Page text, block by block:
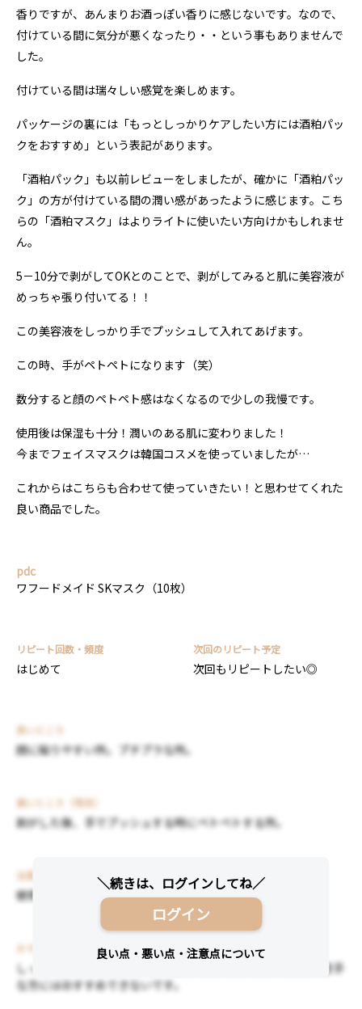
香りですが、あんまりお酒っぽい香りに感じないです。なので、
付けている間に気分が悪くなったり・・という事もありませんで
した。
付けている間は瑞々しい感覚を楽しめます。
パッケージの裏には「もっとしっかりケアしたい方には酒粕パッ
クをおすすめ」という表記があります。
「酒粕パック」も以前レビューをしましたが、確かに「酒粕パッ
ク」の方が付けている間の潤い感があったように感じます。こち
らの「酒粕マスク」はよりライトに使いたい方向けかもしれませ
ん。
5－10分で剥がしてOKとのことで、剥がしてみると肌に美容液が
めっちゃ張り付いてる！！
この美容液をしっかり手でプッシュして入れてあげます。
この時、手がペトペトになります（笑）
数分すると顔のペトペト感はなくなるので少しの我慢です。
使用後は保湿も十分！潤いのある肌に変わりました！
今までフェイスマスクは韓国コスメを使っていましたが…
これからはこちらも合わせて使っていきたい！と思わせてくれた
良い商品でした。
pdc
ワフードメイド SKマスク（10枚）
リピート回数・頻度
はじめて
次回のリピート予定
次回もリピートしたい◎
ログイン
良いところ
顔に貼りやすい所。プチプラな所。
悪いところ（残念）
剥がした後、手でプッシュする時にペトペトする所。
注意点
使用上の注意を読んでから使用してください。
おすすめする人・おすすめしない人
しっとり肌を求める方におすすめ。お酒（日本酒）の香りが苦手
な方にはおすすめできないです。